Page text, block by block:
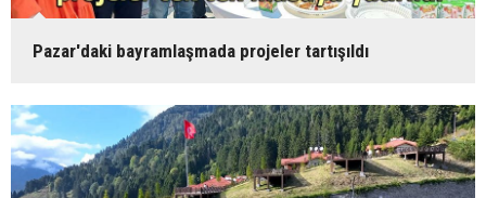
Pazar'daki bayramlaşmada projeler tartışıldı